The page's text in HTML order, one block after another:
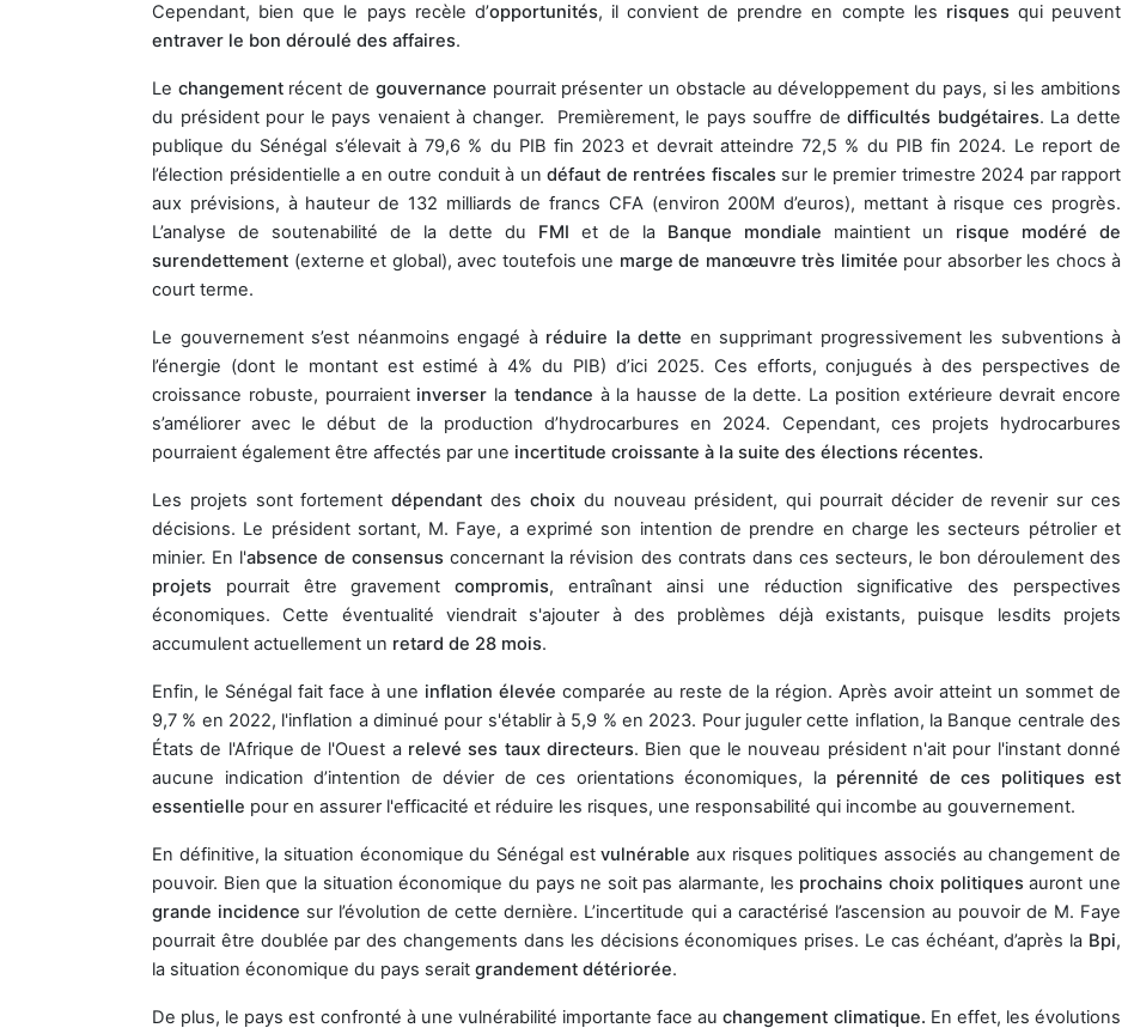
Cependant, bien que le pays recèle d’opportunités, il convient de prendre en compte les risques qui peuvent
entraver le bon déroulé des affaires.
Le changement récent de gouvernance pourrait présenter un obstacle au développement du pays, si les ambitions
du président pour le pays venaient à changer. Premièrement, le pays souffre dedifficultés budgétaires. La dette
publique du Sénégal s’élevait à 79,6 % du PIB fin 2023 et devrait atteindre 72,5 % du PIB fin 2024. Le report de
l’élection présidentielle a en outre conduit à un défaut de rentrées fiscalessur le premier trimestre 2024 par rapport
aux prévisions, à hauteur de 132 milliards de francs CFA (environ 200M d’euros), mettant à risque ces progrès.
L’analyse de soutenabilité de la dette du FMI et de la Banque mondiale maintient un risque modéré de
surendettement (externe et global), avec toutefois une marge de manœuvre très limitée pour absorber les chocs à
court terme.
Le gouvernement s’est néanmoins engagé à réduire la dette en supprimant progressivement les subventions à
l’énergie (dont le montant est estimé à 4% du PIB) d’ici 2025. Ces efforts, conjugués à des perspectives de
croissance robuste, pourraient inverser la tendance à la hausse de la dette. La position extérieure devrait encore
s’améliorer avec le début de la production d’hydrocarbures en 2024. Cependant, ces projets hydrocarbures
pourraient également être affectés par une incertitude croissante à la suite des élections récentes.
Les projets sont fortementdépendantdes choix du nouveau président, qui pourrait décider de revenir sur ces
décisions. Le président sortant, M. Faye, a exprimé son intention de prendre en charge les secteurs pétrolier et
minier. En l'absence de consensus concernant la révision des contrats dans ces secteurs, le bon déroulement des
projets pourrait être gravementcompromis, entraînant ainsi une réduction significative des perspectives
économiques. Cette éventualité viendrait s'ajouter à des problèmes déjà existants, puisque lesdits projets
accumulent actuellement un retard de 28 mois.
Enfin, le Sénégal fait face à une inflation élevée comparée au reste de la région. Après avoir atteint un sommet de
9,7 % en 2022, l'inflation a diminué pour s'établir à 5,9 % en 2023. Pour juguler cette inflation, la Banque centrale des
États de l'Afrique de l'Ouest a relevé ses taux directeurs. Bien que le nouveau président n'ait pour l'instant donné
aucune indication d’intention de dévier de ces orientations économiques, la pérennité de ces politiques est
essentielle pour en assurer l'efficacité et réduire les risques, une responsabilité qui incombe au gouvernement.
En définitive, la situation économique du Sénégal estvulnérableaux risques politiques associés au changement de
pouvoir. Bien que la situation économique du pays ne soit pas alarmante, les prochains choix politiquesauront une
grande incidence sur l’évolution de cette dernière. L’incertitude qui a caractérisé l’ascension au pouvoir de M. Faye
pourrait être doublée par des changements dans les décisions économiques prises. Le cas échéant, d’après la Bpi,
la situation économique du pays serait grandement détériorée.
De plus, le pays est confronté à une vulnérabilité importante face auchangement climatique. En effet, les évolutions